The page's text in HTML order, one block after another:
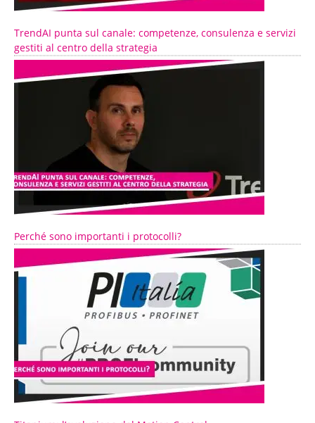
TrendAI punta sul canale: competenze, consulenza e servizi
gestiti al centro della strategia
Perché sono importanti i protocolli?